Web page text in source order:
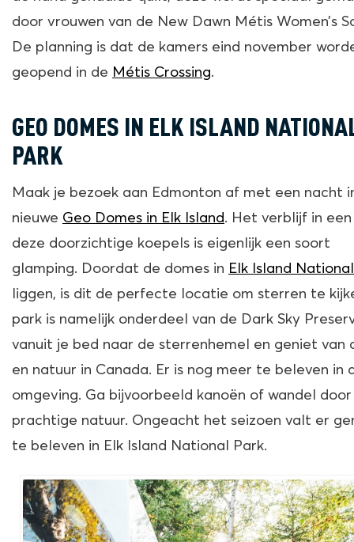
door vrouwen van de New Dawn Métis Women’s
De planning is dat de kamers eind november
geopend in de Métis Crossing.
GEO DOMES IN ELK ISLAND
PARK
Maak je bezoek aan Edmonton af met een nacht
nieuwe Geo Domes in Elk Island. Het verblijf in een
deze doorzichtige koepels is eigenlijk een soort
glamping. Doordat de domes in Elk Island
liggen, is dit de perfecte locatie om sterren te
park is namelijk onderdeel van de Dark Sky
vanuit je bed naar de sterrenhemel en geniet van
en natuur in Canada. Er is nog meer te beleven in
omgeving. Ga bijvoorbeeld kanoën of wandel
prachtige natuur. Ongeacht het seizoen valt er
te beleven in Elk Island National Park.